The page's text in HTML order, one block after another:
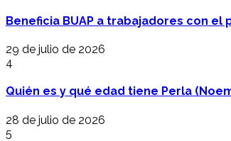
Beneficia BUAP a trabajadores con el
29 de julio de 2026
4
Quién es y qué edad tiene Perla
28 de julio de 2026
5